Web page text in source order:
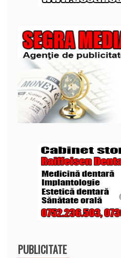
PUBLICITATE